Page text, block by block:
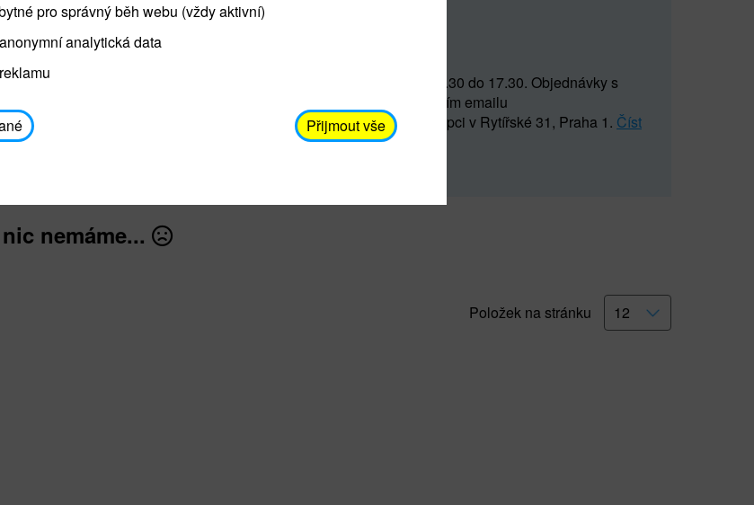
Prodej blahopřání a dárků UNICEF
Prodejna UNICEF bude otevřena každý čtvrtek o 11 do 15 a od 15.30 do 17.30. Objednávky s
osobním odběrem je možné vyzvednout po domluvě (prostřednictvím emailu
avodickova@unicef.cz nebo telefonním čísle 606 655 547) na recepci v Rytířské 31, Praha 1. Číst
dále
nemáme...
Položek na stránku
pro správný běh webu (vždy aktivní)
analytická data
Přijmout vše